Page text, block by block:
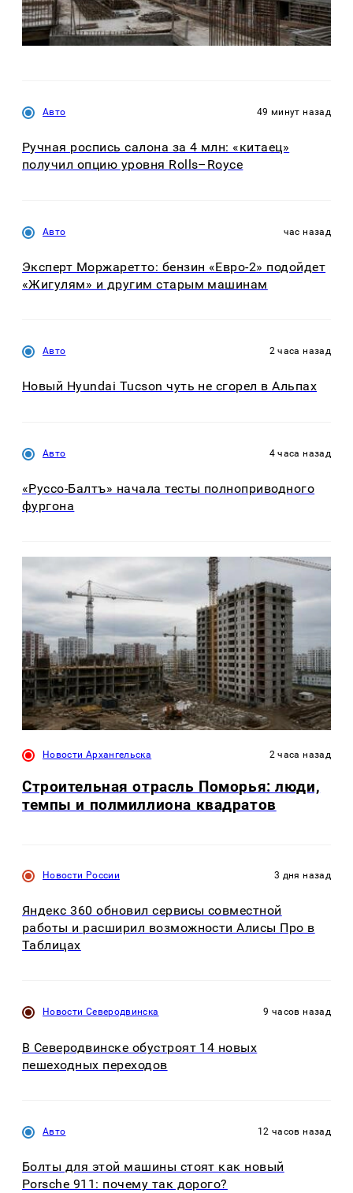
Авто 49 минут назад
Ручная роспись салона за 4 млн: «китаец»
получил опцию уровня Rolls–Royce
Авто час назад
Эксперт Моржаретто: бензин «Евро-2» подойдет
«Жигулям» и другим старым машинам
Авто 2 часа назад
Новый Hyundai Tucson чуть не сгорел в Альпах
Авто 4 часа назад
«Руссо-Балтъ» начала тесты полноприводного
фургона
Новости Архангельска 2 часа назад
Строительная отрасль Поморья: люди,
темпы и полмиллиона квадратов
Новости России 3 дня назад
Яндекс 360 обновил сервисы совместной
работы и расширил возможности Алисы Про в
Таблицах
Новости Северодвинска 9 часов назад
В Северодвинске обустроят 14 новых
пешеходных переходов
Авто 12 часов назад
Болты для этой машины стоят как новый
Porsche 911: почему так дорого?